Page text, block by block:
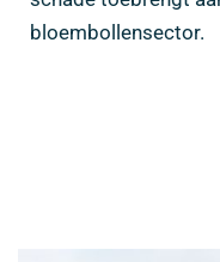
bloembollensector.